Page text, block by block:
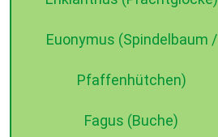
Euonymus (Spindelbaum /
Pfaffenhütchen)
Fagus (Buche)